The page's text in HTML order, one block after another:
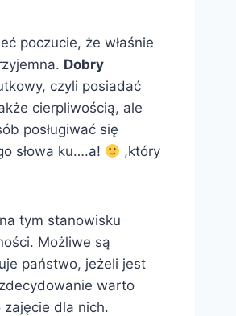
poczucie, że właśnie
Dobry
czyli posiadać
cierpliwością, ale
posługiwać się
słowa ku….a!
,który
tym stanowisku
Możliwe są
państwo, jeżeli jest
warto
dla nich.